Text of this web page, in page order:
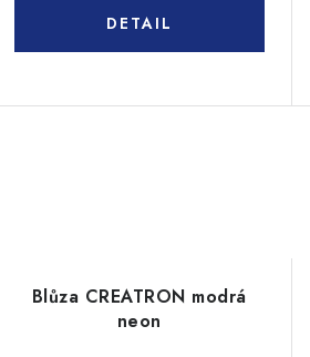
Blůza CREATRON modrá
neon